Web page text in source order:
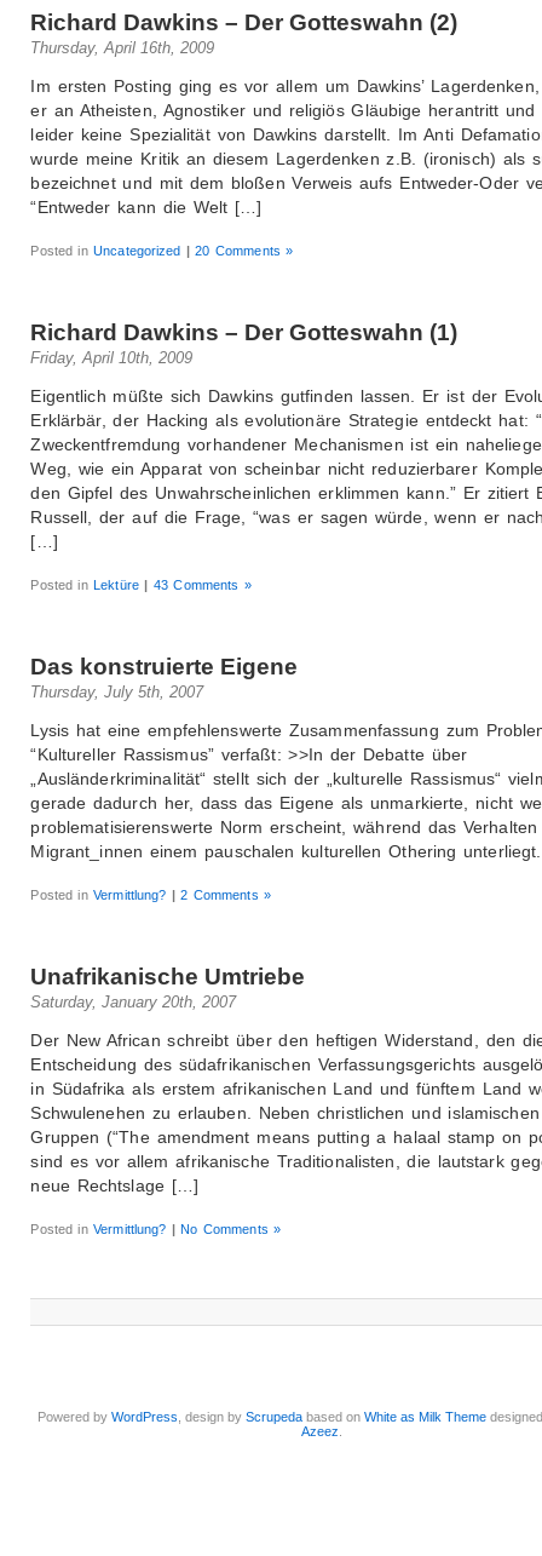
Richard Dawkins – Der Gotteswahn (2)
Thursday, April 16th, 2009
Im ersten Posting ging es vor allem um Dawkins’
er an Atheisten, Agnostiker und religiös Gläubige herantritt und
leider keine Spezialität von Dawkins darstellt. Im Anti
wurde meine Kritik an diesem Lagerdenken z.B. (ironisch) als
bezeichnet und mit dem bloßen Verweis aufs Entweder-Oder
“Entweder kann die Welt […]
Posted inUncategorized | 20 Comments »
Richard Dawkins – Der Gotteswahn (1)
Friday, April 10th, 2009
Eigentlich müßte sich Dawkins gutfinden lassen. Er ist der
Erklärbär, der Hacking als evolutionäre Strategie entdeckt hat:
Zweckentfremdung vorhandener Mechanismen ist ein
Weg, wie ein Apparat von scheinbar nicht reduzierbarer
den Gipfel des Unwahrscheinlichen erklimmen kann.” Er zitiert
Russell, der auf die Frage, “was er sagen würde, wenn er
[…]
Posted inLektüre | 43 Comments »
Das konstruierte Eigene
Thursday, July 5th, 2007
Lysis hat eine empfehlenswerte Zusammenfassung zum
“Kultureller Rassismus” verfaßt: >>In der Debatte über
„Ausländerkriminalität“ stellt sich der „kulturelle Rassismus“
gerade dadurch her, dass das Eigene als unmarkierte, nicht
problematisierenswerte Norm erscheint, während das
Migrant_innen einem pauschalen kulturellen Othering unterliegt.
Posted inVermittlung? | 2 Comments »
Unafrikanische Umtriebe
Saturday, January 20th, 2007
Der New African schreibt über den heftigen Widerstand, den
Entscheidung des südafrikanischen Verfassungsgerichts
in Südafrika als erstem afrikanischen Land und fünftem Land
Schwulenehen zu erlauben. Neben christlichen und islamischen
Gruppen (“The amendment means putting a halaal stamp on
sind es vor allem afrikanische Traditionalisten, die lautstark
neue Rechtslage […]
Posted inVermittlung? | No Comments »
Powered byWordPress , design byScrupeda based onWhite as Milk Theme
Azeez